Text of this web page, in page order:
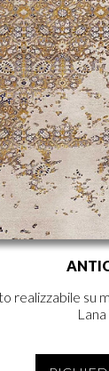
realizzabile su